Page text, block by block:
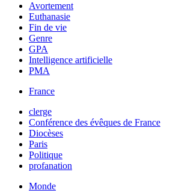
Avortement
Euthanasie
Fin de vie
Genre
GPA
Intelligence artificielle
PMA
France
clerge
Conférence des évêques de France
Diocèses
Paris
Politique
profanation
Monde